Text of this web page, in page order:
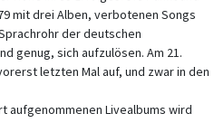
mit drei Alben, verbotenen Songs
der deutschen
genug, sich aufzulösen. Am 21.
letzten Mal auf, und zwar in den
aufgenommenen Livealbums wird